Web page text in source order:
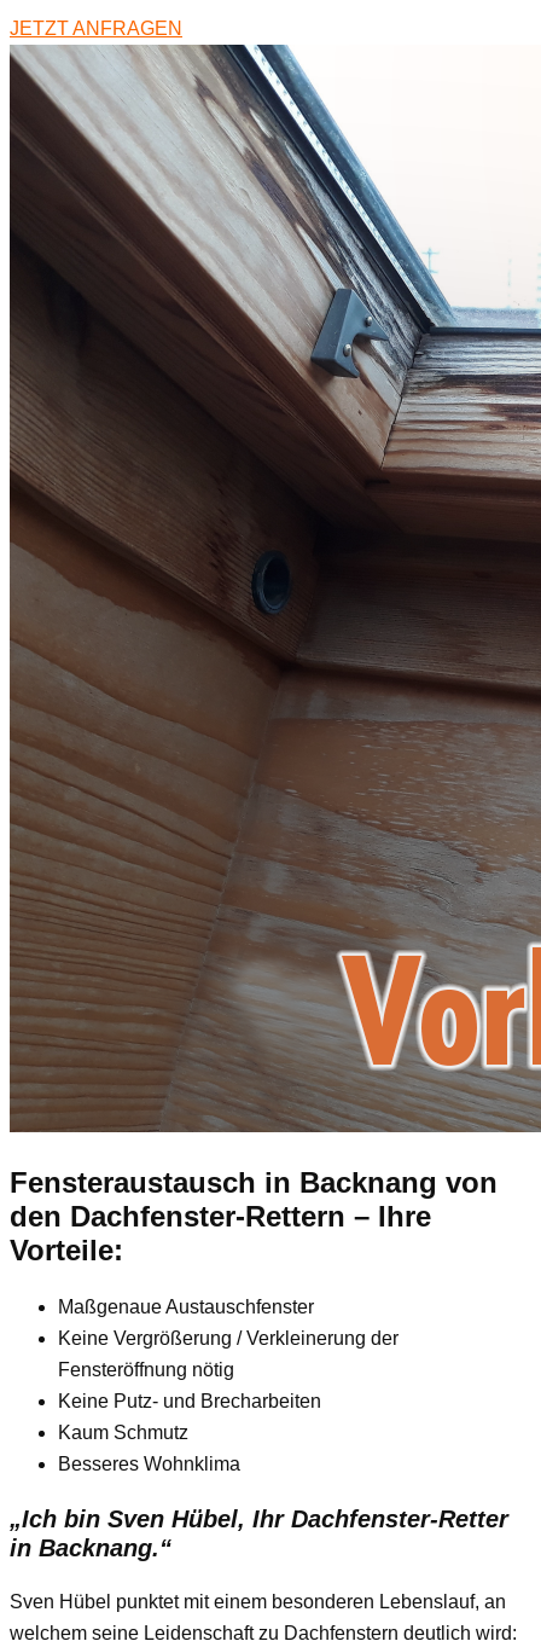
JETZT ANFRAGEN
Fensteraustausch in Backnang von
den Dachfenster-Rettern – Ihre
Vorteile:
Maßgenaue Austauschfenster
Keine Vergrößerung / Verkleinerung der
Fensteröffnung nötig
Keine Putz- und Brecharbeiten
Kaum Schmutz
Besseres Wohnklima
„Ich bin Sven Hübel, Ihr Dachfenster-Retter
in Backnang.“
Sven Hübel punktet mit einem besonderen Lebenslauf, an
welchem seine Leidenschaft zu Dachfenstern deutlich wird: